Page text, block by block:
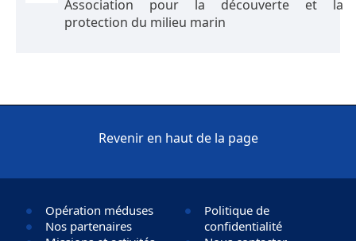
Association pour la découverte et la
protection du milieu marin
Revenir en haut de la page
Opération méduses
Nos partenaires
Politique de
confidentialité